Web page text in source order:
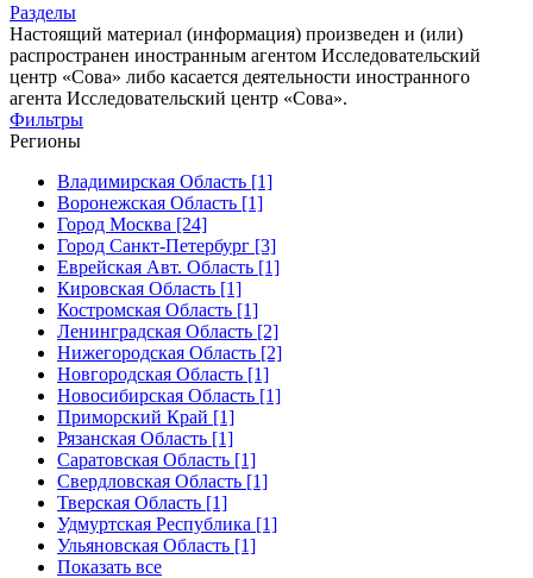
Разделы
Настоящий материал (информация) произведен и (или)
распространен иностранным агентом Исследовательский
центр «Сова» либо касается деятельности иностранного
агента Исследовательский центр «Сова».
Фильтры
Регионы
Владимирская Область [1]
Воронежская Область [1]
Город Москва [24]
Город Санкт-Петербург [3]
Еврейская Авт. Область [1]
Кировская Область [1]
Костромская Область [1]
Ленинградская Область [2]
Нижегородская Область [2]
Новгородская Область [1]
Новосибирская Область [1]
Приморский Край [1]
Рязанская Область [1]
Саратовская Область [1]
Свердловская Область [1]
Тверская Область [1]
Удмуртская Республика [1]
Ульяновская Область [1]
Показать все